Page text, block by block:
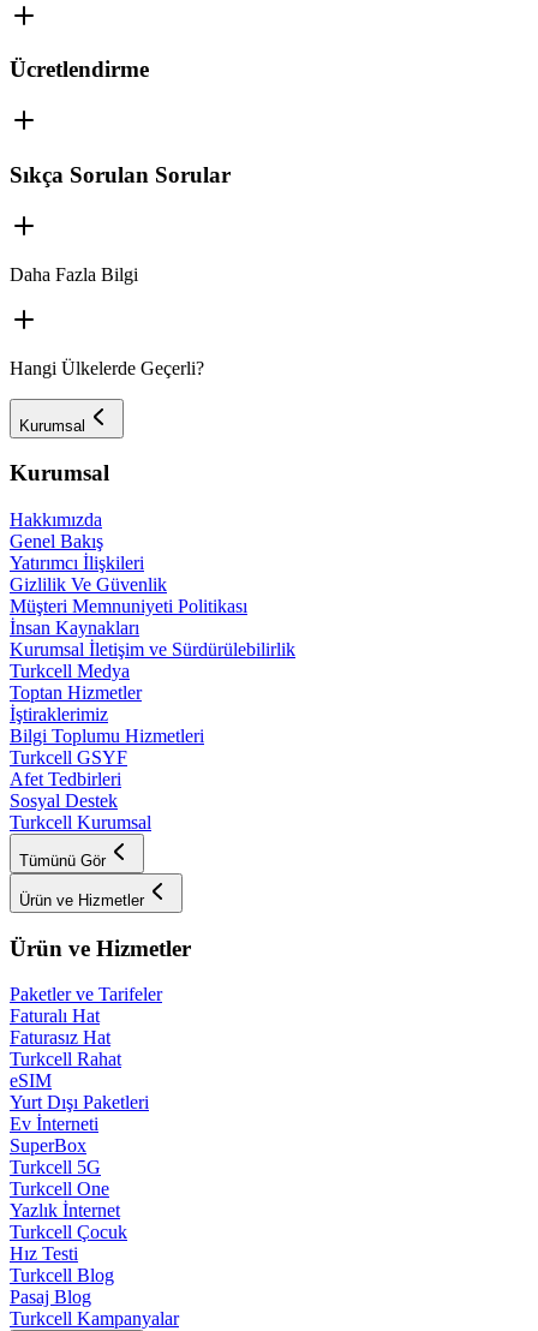
Ücretlendirme
Sıkça Sorulan Sorular
Daha Fazla Bilgi
Hangi Ülkelerde Geçerli?
Kurumsal
Kurumsal
Hakkımızda
Genel Bakış
Yatırımcı İlişkileri
Gizlilik Ve Güvenlik
Müşteri Memnuniyeti Politikası
İnsan Kaynakları
Kurumsal İletişim ve Sürdürülebilirlik
Turkcell Medya
Toptan Hizmetler
İştiraklerimiz
Bilgi Toplumu Hizmetleri
Turkcell GSYF
Afet Tedbirleri
Sosyal Destek
Turkcell Kurumsal
Tümünü Gör
Ürün ve Hizmetler
Ürün ve Hizmetler
Paketler ve Tarifeler
Faturalı Hat
Faturasız Hat
Turkcell Rahat
eSIM
Yurt Dışı Paketleri
Ev İnterneti
SuperBox
Turkcell 5G
Turkcell One
Yazlık İnternet
Turkcell Çocuk
Hız Testi
Turkcell Blog
Pasaj Blog
Turkcell Kampanyalar